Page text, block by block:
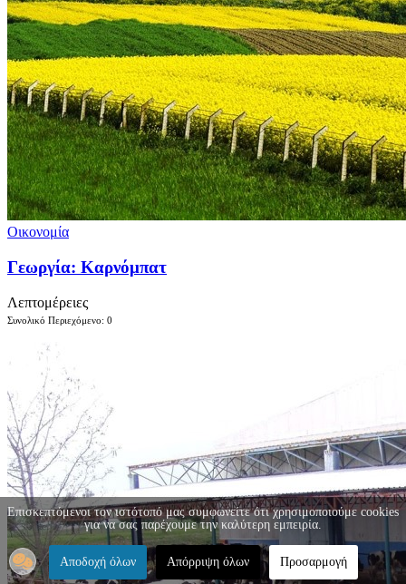
Οικονομία
Γεωργία: Καρνόμπατ
Λεπτομέρειες
Συνολικό Περιεχόμενο: 0
Επισκεπτόμενοι τον ιστότοπό μας συμφωνείτε ότι χρησιμοποιούμε cookies
για να σας παρέχουμε την καλύτερη εμπειρία.
Αποδοχή όλων Απόρριψη όλων Προσαρμογή